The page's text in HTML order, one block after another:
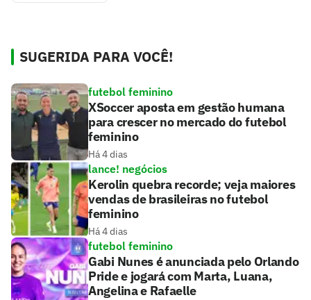
SUGERIDA PARA VOCÊ!
futebol feminino
XSoccer aposta em gestão humana
para crescer no mercado do futebol
feminino
Há 4 dias
lance! negócios
Kerolin quebra recorde; veja maiores
vendas de brasileiras no futebol
feminino
Há 4 dias
futebol feminino
Gabi Nunes é anunciada pelo Orlando
Pride e jogará com Marta, Luana,
Angelina e Rafaelle